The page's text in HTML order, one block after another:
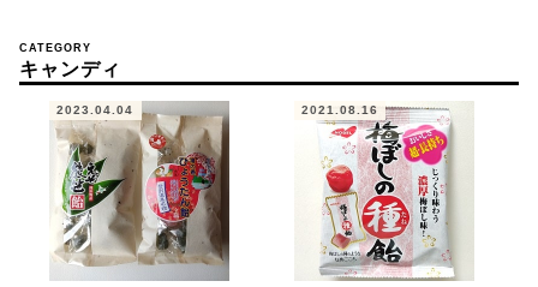
CATEGORY
キャンディ
2023.04.04 2021.08.16